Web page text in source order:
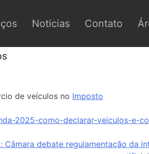
Noticias Contato
de veículos no Imposto
2025-como-declarar-veiculos-e-
Câmara debate regulamentação da